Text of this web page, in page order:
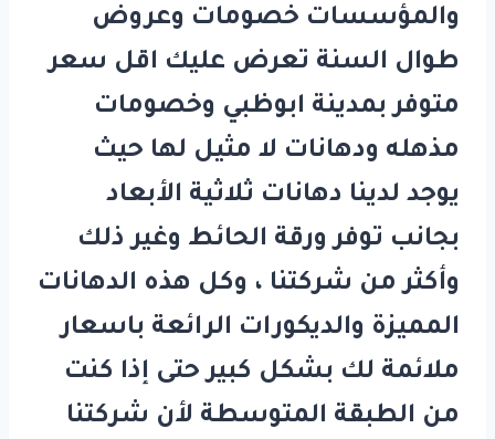
والمؤسسات خصومات وعروض
طوال السنة تعرض عليك اقل سعر
متوفر بمدينة ابوظبي وخصومات
مذهله ودهانات لا مثيل لها حيث
يوجد لدينا دهانات ثلاثية الأبعاد
بجانب توفر ورقة الحائط وغير ذلك
وأكثر من شركتنا ، وكل هذه الدهانات
المميزة والديكورات الرائعة باسعار
ملائمة لك بشكل كبير حتى إذا كنت
من الطبقة المتوسطة لأن شركتنا